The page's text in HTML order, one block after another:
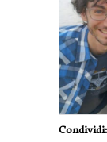
Condividi: